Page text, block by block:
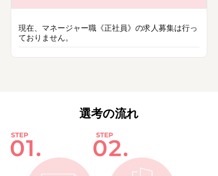
現在、マネージャー職《正社員》の求人募集は行っ
ておりません。
選考の流れ